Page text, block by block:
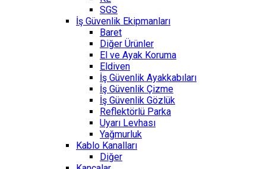
SGS
İş Güvenlik Ekipmanları
Baret
Diğer Ürünler
El ve Ayak Koruma
Eldiven
İş Güvenlik Ayakkabıları
İş Güvenlik Çizme
İş Güvenlik Gözlük
Reflektörlü Parka
Uyarı Levhası
Yağmurluk
Kablo Kanalları
Diğer